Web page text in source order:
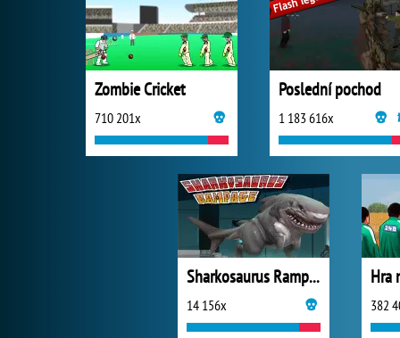
Zombie Cricket
710 201x
Poslední pochod
1 183 616x
Sharkosaurus Rampage
14 156x
Hra
382